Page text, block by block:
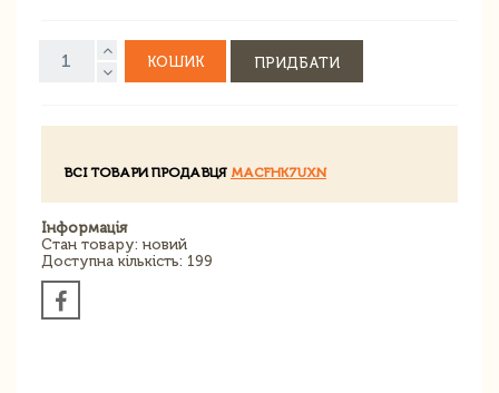
КОШИК ПРИДБАТИ
ВСІ ТОВАРИ ПРОДАВЦЯ MACFHK7UXN
Інформація
Стан товару: новий
Доступна кількість: 199